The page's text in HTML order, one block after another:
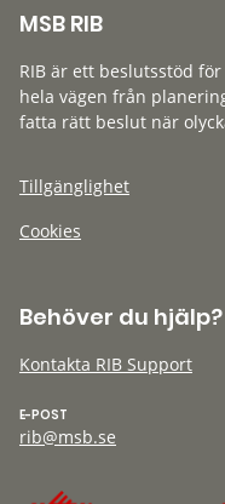
MSB RIB
RIB är ett beslutsstöd
hela vägen från
fatta rätt beslut när
Tillgänglighet
Cookies
Behöver du hjälp?
Kontakta RIB Support
E-POST
rib@msb.se